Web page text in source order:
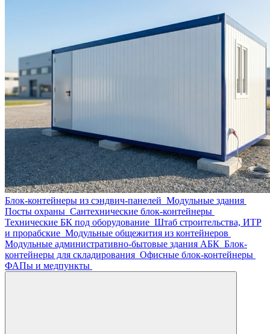
Блок-контейнеры из сэндвич-панелей Модульные здания
Посты охраны Сантехнические блок-контейнеры
Технические БК под оборудование Штаб строительства, ИТР
и прорабские Модульные общежития из контейнеров
Модульные административно-бытовые здания АБК Блок-
контейнеры для складирования Офисные блок-контейнеры
ФАПы и медпункты